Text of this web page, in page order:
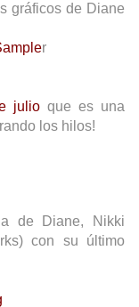
gráficos de Diane
r
julio que es una
los hilos!
de Diane, Nikki
con su último